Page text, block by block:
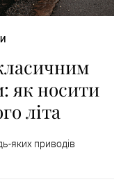
як носити
літа
яких приводів